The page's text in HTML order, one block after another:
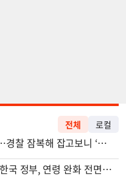
전체 로컬
신호위반 후 달아난 배달기사…경찰 잠복해 잡고보니 ‘반전’
"65세 복수국적 빗장 푸나"... 한국 정부, 연령 완화 전면 추진